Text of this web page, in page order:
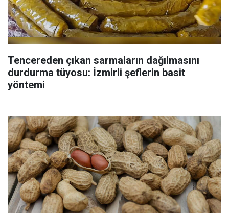
Tencereden çıkan sarmaların dağılmasını
durdurma tüyosu: İzmirli şeflerin basit
yöntemi